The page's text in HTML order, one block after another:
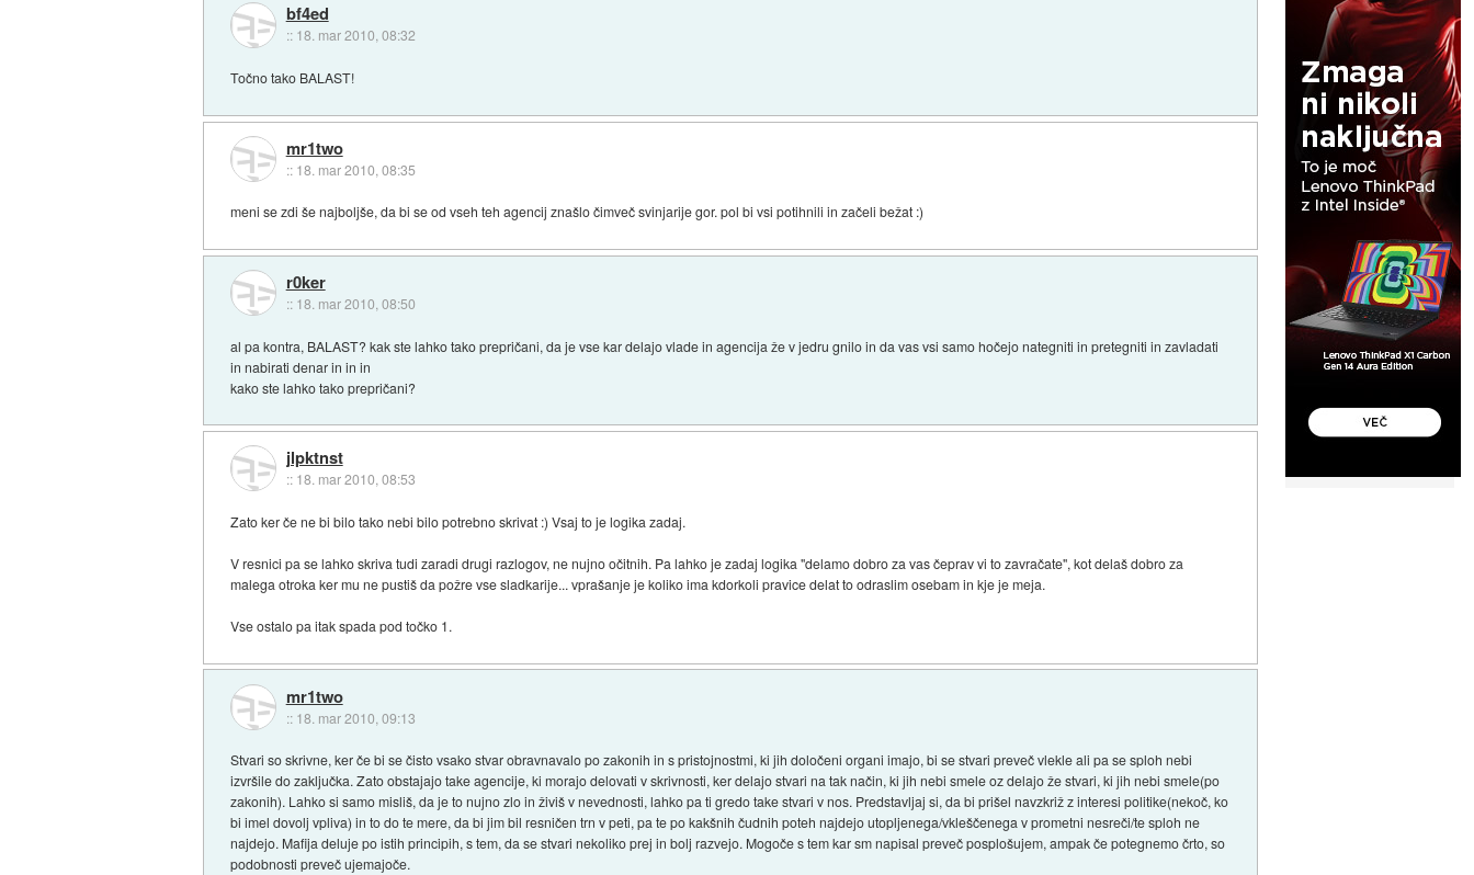
bf4ed
:: 18. mar 2010, 08:32
Točno tako BALAST!
mr1two
:: 18. mar 2010, 08:35
meni se zdi še najboljše, da bi se od vseh teh agencij znašlo čimveč svinjarije gor. pol bi vsi potihnili in začeli bežat :)
r0ker
:: 18. mar 2010, 08:50
al pa kontra, BALAST? kak ste lahko tako prepričani, da je vse kar delajo vlade in agencija že v jedru gnilo in da vas vsi samo hočejo nategniti in pretegniti in zavladati
in nabirati denar in in in
kako ste lahko tako prepričani?
jlpktnst
:: 18. mar 2010, 08:53
Zato ker če ne bi bilo tako nebi bilo potrebno skrivat :) Vsaj to je logika zadaj.
V resnici pa se lahko skriva tudi zaradi drugi razlogov, ne nujno očitnih. Pa lahko je zadaj logika "delamo dobro za vas čeprav vi to zavračate", kot delaš dobro za
malega otroka ker mu ne pustiš da požre vse sladkarije... vprašanje je koliko ima kdorkoli pravice delat to odraslim osebam in kje je meja.
Vse ostalo pa itak spada pod točko 1.
mr1two
:: 18. mar 2010, 09:13
Stvari so skrivne, ker če bi se čisto vsako stvar obravnavalo po zakonih in s pristojnostmi, ki jih določeni organi imajo, bi se stvari preveč vlekle ali pa se sploh nebi
izvršile do zaključka. Zato obstajajo take agencije, ki morajo delovati v skrivnosti, ker delajo stvari na tak način, ki jih nebi smele oz delajo že stvari, ki jih nebi smele(po
zakonih). Lahko si samo misliš, da je to nujno zlo in živiš v nevednosti, lahko pa ti gredo take stvari v nos. Predstavljaj si, da bi prišel navzkriž z interesi politike(nekoč, ko
bi imel dovolj vpliva) in to do te mere, da bi jim bil resničen trn v peti, pa te po kakšnih čudnih poteh najdejo utopljenega/vkleščenega v prometni nesreči/te sploh ne
najdejo. Mafija deluje po istih principih, s tem, da se stvari nekoliko prej in bolj razvejo. Mogoče s tem kar sm napisal preveč posplošujem, ampak če potegnemo črto, so
podobnosti preveč ujemajoče.